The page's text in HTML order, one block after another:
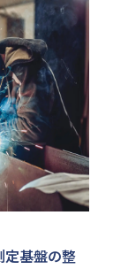
定基盤の整